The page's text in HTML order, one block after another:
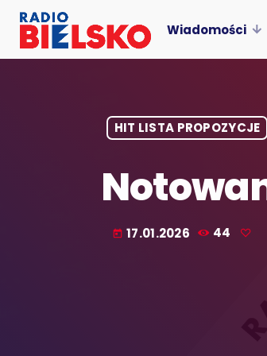
Wiadomości
HIT LISTA PROPOZYCJE
today 17.01.2026 44